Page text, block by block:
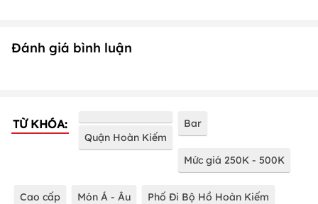
Đánh giá bình luận
TỪ KHÓA:
Quận Hoàn Kiếm
Bar
Mức giá 250K - 500K
Cao cấp Món Á - Âu Phố Đi Bộ Hồ Hoàn Kiếm